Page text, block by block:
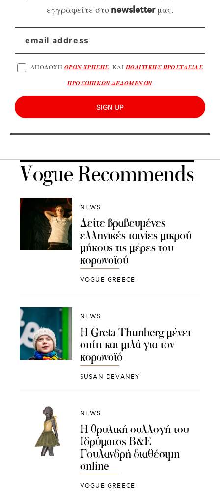
εγγραφείτε στο newsletterμας.
ΑΠΟΔΟΧΗ ΟΡΩΝ ΧΡΗΣΗΣ, ΚΑΙΠΟΛΙΤΙΚΗΣ ΠΡΟΣΤΑΣΙΑΣ
ΠΡΟΣΩΠΙΚΩΝ ΔΕΔΟΜΕΝΩΝ
SIGN UP
Vogue Recommends
NEWS
Δείτε βραβευμένες
ελληνικές ταινίες μικρού
μήκους τις μέρες του
κορωνοϊού
VOGUE GREECE
NEWS
Η Greta Thunberg μένει
σπίτι και μιλά για τον
κορωνοϊό
SUSAN DEVANEY
NEWS
H θρυλική συλλογή του
Ιδρύματος Β&Ε
Γουλανδρή διαθέσιμη
online
VOGUE GREECE